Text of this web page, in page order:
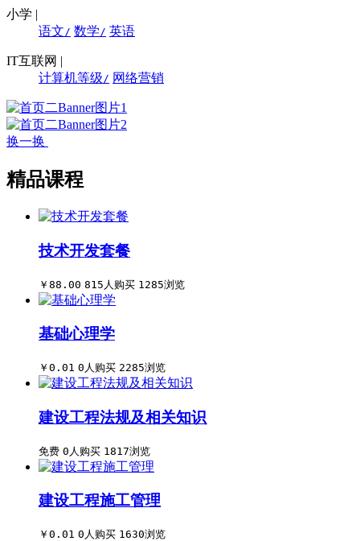
小学 |
语文/ 数学/ 英语
IT互联网 |
计算机等级/ 网络营销
换一换
精品课程
技术开发套餐
￥88.00 815人购买 1285浏览
基础心理学
￥0.01 0人购买 2285浏览
建设工程法规及相关知识
免费 0人购买 1817浏览
建设工程施工管理
￥0.01 0人购买 1630浏览